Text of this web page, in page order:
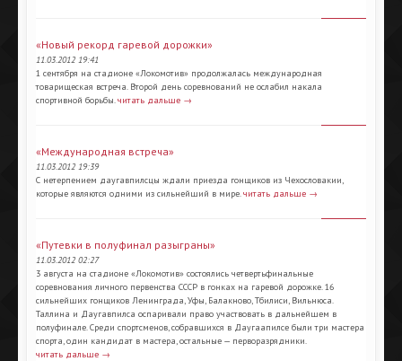
«Новый рекорд гаревой дорожки»
11.03.2012 19:41
1 сентября на стадионе «Локомотив» продолжалась международная
товарищеская встреча. Второй день соревнований не ослабил накала
спортивной борьбы.читать дальше →
«Международная встреча»
11.03.2012 19:39
С нетерпением даугавпилсцы ждали приезда гонщиков из Чехословакии,
которые являются одними из сильнейший в мире.читать дальше →
«Путевки в полуфинал разыграны»
11.03.2012 02:27
3 августа на стадионе «Локомотив» состоялись четвертьфинальные
соревнования личного первенства СССР в гонках на гаревой дорожке. 16
сильнейших гонщиков Ленинграда, Уфы, Балакново, Тбилиси, Вильнюса.
Таллина и Даугавпилса оспаривали право участвовать в дальнейшем в
полуфинале. Среди спортсменов, собравшихся в Даугаапилсе были три мастера
спорта, один кандидат в мастера, остальные — перворазрядники.
читать дальше →